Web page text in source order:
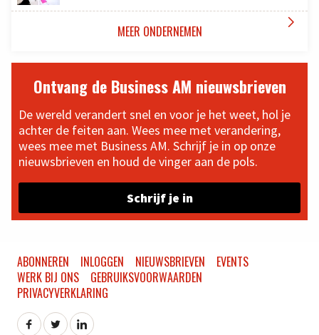
MEER ONDERNEMEN 
Ontvang de Business AM nieuwsbrieven
De wereld verandert snel en voor je het weet, hol je
achter de feiten aan. Wees mee met verandering,
wees mee met Business AM. Schrijf je in op onze
nieuwsbrieven en houd de vinger aan de pols.
Schrijf je in
ABONNEREN INLOGGEN NIEUWSBRIEVEN
EVENTS
WERK BIJ ONS
GEBRUIKSVOORWAARDEN
PRIVACYVERKLARING